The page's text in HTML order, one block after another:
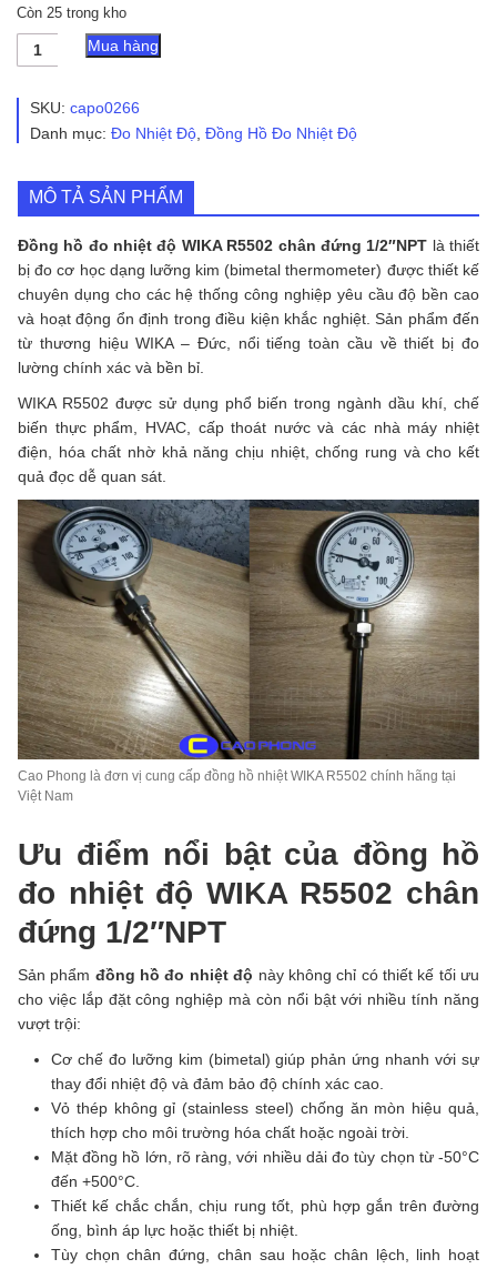
Còn 25 trong kho
Đồng
Hồ
Nhiệt
WIKA
Chân
Đứng
1/2"NPT
số
lượng
Mua hàng
SKU: capo0266
Danh mục: Đo Nhiệt Độ, Đồng Hồ Đo Nhiệt Độ
MÔ TẢ SẢN PHẨM
Đồng hồ đo nhiệt độ WIKA R5502 chân đứng 1/2″NPT là thiết
bị đo cơ học dạng lưỡng kim (bimetal thermometer) được thiết kế
chuyên dụng cho các hệ thống công nghiệp yêu cầu độ bền cao
và hoạt động ổn định trong điều kiện khắc nghiệt. Sản phẩm đến
từ thương hiệu WIKA – Đức, nổi tiếng toàn cầu về thiết bị đo
lường chính xác và bền bỉ.
WIKA R5502 được sử dụng phổ biến trong ngành dầu khí, chế
biến thực phẩm, HVAC, cấp thoát nước và các nhà máy nhiệt
điện, hóa chất nhờ khả năng chịu nhiệt, chống rung và cho kết
quả đọc dễ quan sát.
Cao Phong là đơn vị cung cấp đồng hồ nhiệt WIKA R5502 chính hãng tại
Việt Nam
Ưu điểm nổi bật của đồng hồ
đo nhiệt độ WIKA R5502 chân
đứng 1/2″NPT
Sản phẩm đồng hồ đo nhiệt độ này không chỉ có thiết kế tối ưu
cho việc lắp đặt công nghiệp mà còn nổi bật với nhiều tính năng
vượt trội:
Cơ chế đo lưỡng kim (bimetal) giúp phản ứng nhanh với sự
thay đổi nhiệt độ và đảm bảo độ chính xác cao.
Vỏ thép không gỉ (stainless steel) chống ăn mòn hiệu quả,
thích hợp cho môi trường hóa chất hoặc ngoài trời.
Mặt đồng hồ lớn, rõ ràng, với nhiều dải đo tùy chọn từ -50°C
đến +500°C.
Thiết kế chắc chắn, chịu rung tốt, phù hợp gắn trên đường
ống, bình áp lực hoặc thiết bị nhiệt.
Tùy chọn chân đứng, chân sau hoặc chân lệch, linh hoạt